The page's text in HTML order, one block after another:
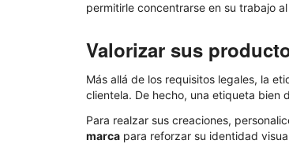
permitirle concentrarse en su trabajo
Valorizar sus
Más allá de los requisitos legales, la
clientela. De hecho, una etiqueta bien
Para realzar sus creaciones,
marca para reforzar su identidad